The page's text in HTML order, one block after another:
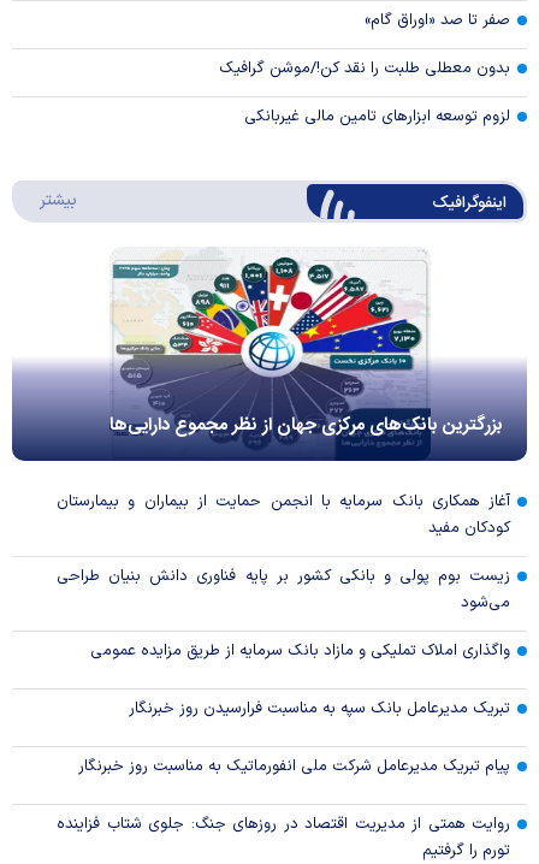
صفر تا صد «اوراق گام»
بدون معطلی طلبت را نقد کن!/موشن گرافیک
لزوم توسعه ابزارهای تامین مالی غیربانکی
اینفوگرافیک بیشتر
بزرگترین بانک‌های مرکزی جهان از نظر مجموع دارایی‌ها
آغاز همکاری بانک سرمایه با انجمن حمایت از بیماران و بیمارستان
کودکان مفید
زیست بوم پولی و بانکی کشور بر پایه فناوری دانش بنیان طراحی
می‌شود
واگذاری املاک تملیکی و مازاد بانک سرمایه از طریق مزایده عمومی
تبریک مدیرعامل بانک سپه به مناسبت فرارسیدن روز خبرنگار
پیام تبریک مدیرعامل شرکت ملی انفورماتیک به مناسبت روز خبرنگار
روایت همتی از مدیریت اقتصاد در روزهای جنگ: جلوی شتاب فزاینده
تورم را گرفتیم